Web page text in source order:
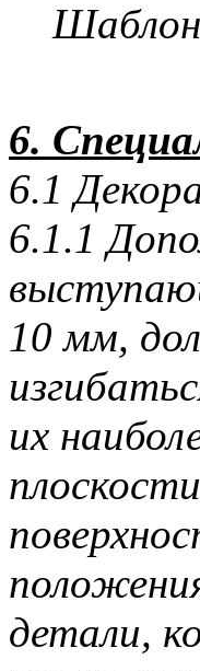
6.
6.1
6.1.1
10 мм,
их
детали,